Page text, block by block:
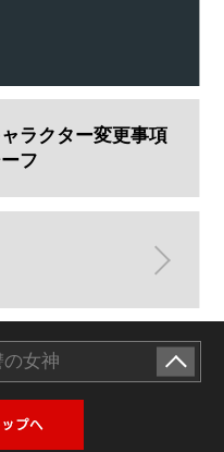
ラクター変更事項
フ
の女神